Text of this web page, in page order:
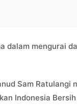
dalam mengurai
Sam
Indonesia